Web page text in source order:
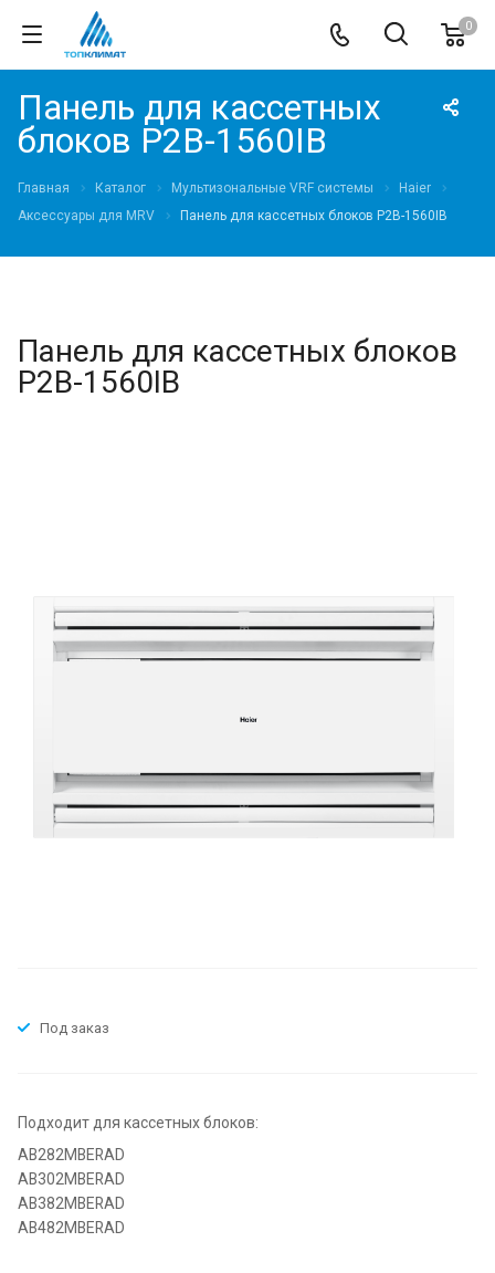
0
Панель для кассетных
блоков P2B-1560IB
Главная Каталог Мультизональные VRF системы
Haier
Аксессуары для MRV
Панель для кассетных блоков P2B-1560IB
Панель для кассетных блоков
P2B-1560IB
Под заказ
Подходит для кассетных блоков:
AB282MBERAD
AB302MBERAD
AB382MBERAD
AB482MBERAD